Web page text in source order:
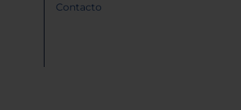
Contacto